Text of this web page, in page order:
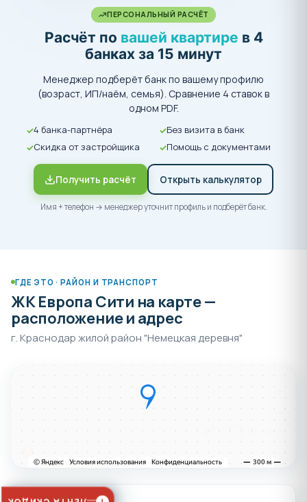
ПЕРСОНАЛЬНЫЙ РАСЧЁТ
Расчёт по вашей квартире в 4
банках за 15 минут
Менеджер подберёт банк по вашему профилю
(возраст, ИП/наём, семья). Сравнение 4 ставок в
одном PDF.
4 банка-партнёра
Без визита в банк
Скидка от застройщика
Помощь с документами
Получить расчёт Открыть калькулятор
Имя + телефон → менеджер уточнит профиль и подберёт банк.
ГДЕ ЭТО · РАЙОН И ТРАНСПОРТ
ЖК Европа Сити на карте —
расположение и адрес
г. Краснодар жилой район "Немецкая деревня"